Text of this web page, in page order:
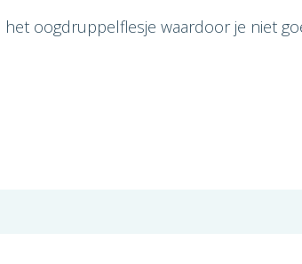
oogdruppelflesje waardoor je niet